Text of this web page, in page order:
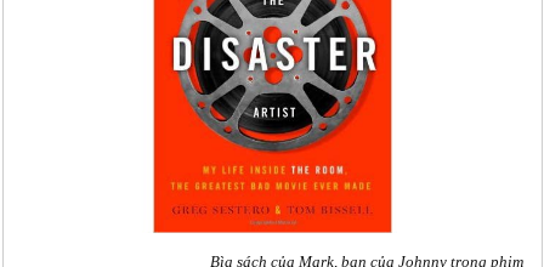
Bìa sách của Mark, bạn của Johnny trong phim